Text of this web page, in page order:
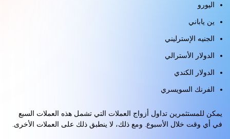
اليورو
ين ياباني
الجنيه الإسترليني
الدولار الأسترالي
الدولار الكندي
الفرنك السويسري
يمكن للمستثمرين تداول أزواج العملات التي تشمل هذه العملات السبع
في أي وقت خلال الأسبوع. ومع ذلك، لا ينطبق ذلك على العملات الأخرى.